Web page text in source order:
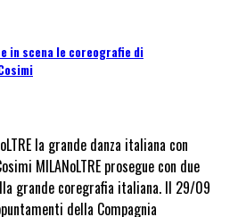
in scena le coreografie di
la grande danza italiana con
MILANoLTRE prosegue con due
grande coregrafia italiana. Il 29/09
della Compagnia